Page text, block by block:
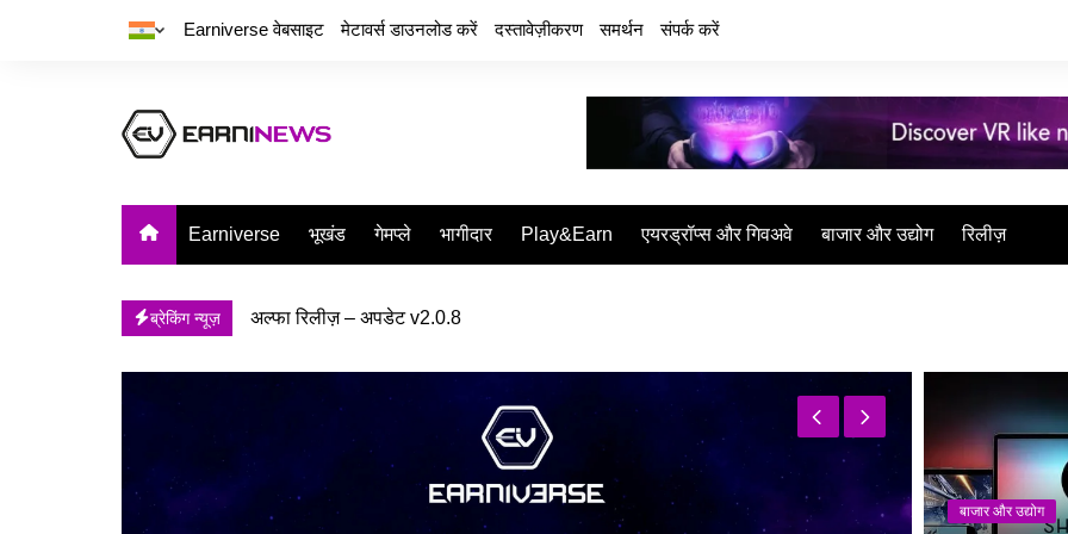
Earniverse वेबसाइट मेटावर्स डाउनलोड करें दस्तावेज़ीकरण समर्थन संपर्क करें
Earniverse भूखंड गेमप्ले भागीदार Play&Earn एयरड्रॉप्स और गिवअवे बाजार और उद्योग रिलीज़
ब्रेकिंग न्यूज़ अल्फा रिलीज़ – अपडेट v2.0.7
बाजार और उद्योग